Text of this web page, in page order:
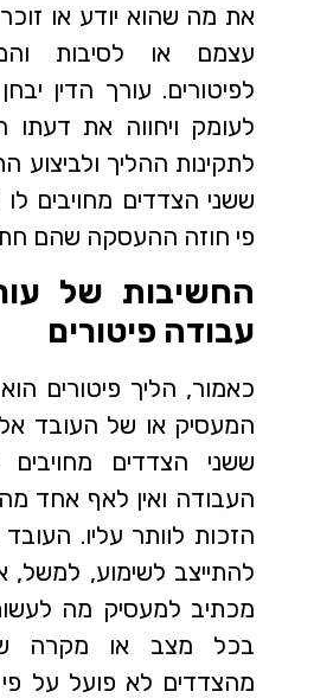
את מה שהוא יודע או זוכר
עצמם או לסיבות
לפיטורים. עורך הדין
לעומק ויחווה את דעתו
לתקינות ההליך ולביצוע
ששני הצדדים מחויבים
פי חוזה ההעסקה שהם
החשיבות של
עבודה פיטורים
כאמור, הליך פיטורים
המעסיק או של העובד
ששני הצדדים
העבודה ואין לאף אחד
הזכות לוותר עליו.
להתייצב לשימוע, למשל,
מכתיב למעסיק מה
בכל מצב או מקרה
מהצדדים לא פועל על